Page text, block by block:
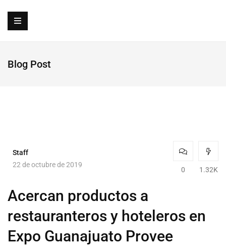
Blog Post
Staff
22 de octubre de 2019
0 1.32K
Acercan productos a
restauranteros y hoteleros en
Expo Guanajuato Provee